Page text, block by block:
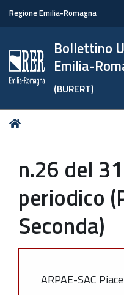
Regione Emilia-Romagna
Bollettino
Emilia-
(BURERT)
Tu
n.26 del
periodico
Seconda)
ARPAE-SAC